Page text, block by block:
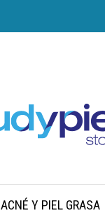
ACNÉ Y PIEL GRASA